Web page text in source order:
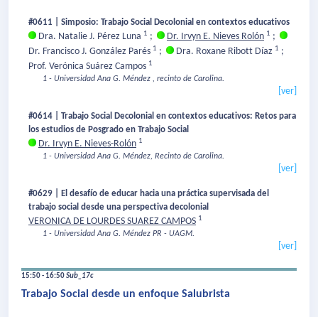
#0611 | Simposio: Trabajo Social Decolonial en contextos educativos
Dra. Natalie J. Pérez Luna 1 ; Dr. Irvyn E. Nieves Rolón 1 ;
Dr. Francisco J. González Parés 1 ; Dra. Roxane Ribott Díaz 1 ;
Prof. Verónica Suárez Campos 1
1 - Universidad Ana G. Méndez , recinto de Carolina.
[ver]
#0614 | Trabajo Social Decolonial en contextos educativos: Retos para
los estudios de Posgrado en Trabajo Social
Dr. Irvyn E. Nieves-Rolón 1
1 - Universidad Ana G. Méndez, Recinto de Carolina.
[ver]
#0629 | El desafío de educar hacia una práctica supervisada del
trabajo social desde una perspectiva decolonial
VERONICA DE LOURDES SUAREZ CAMPOS 1
1 - Universidad Ana G. Méndez PR - UAGM.
[ver]
15:50 - 16:50Sub_17c
Trabajo Social desde un enfoque Salubrista